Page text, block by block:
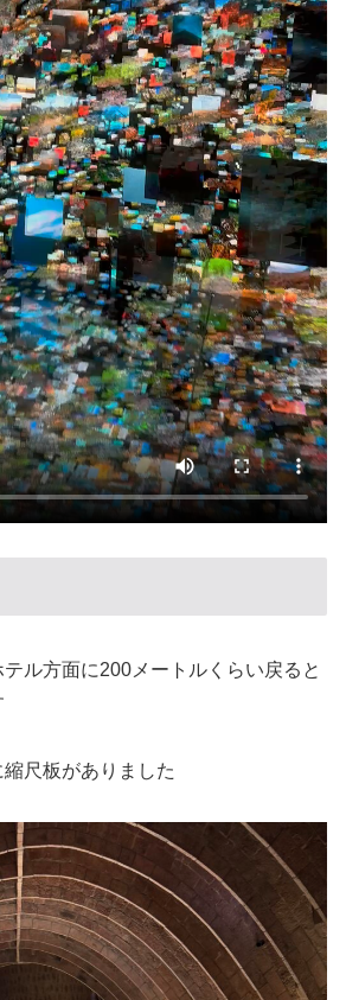
ル方面に200メートルくらい戻ると
尺板がありました